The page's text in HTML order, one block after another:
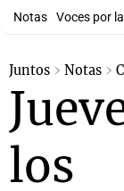
Notas Voces por
Juntos Notas
los